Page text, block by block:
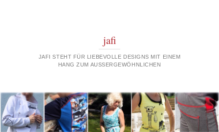
jafi
JAFI STEHT FÜR LIEBEVOLLE DESIGNS MIT EINEM
HANG ZUM AUSSERGEWÖHNLICHEN